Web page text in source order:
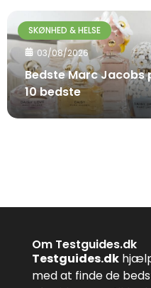
SKØNHED & HELSE
03/08/2026
Bedste Marc Jacobs
10 bedste
Om Testguides.dk
Testguides.dk
med at finde de